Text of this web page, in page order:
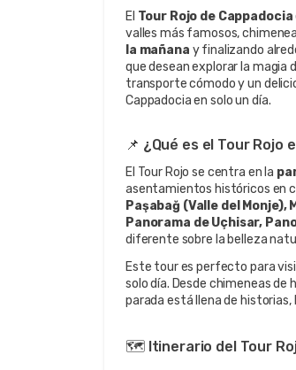
El Tour Rojo de Cappadocia
valles más famosos,
la mañana y finalizando
que desean explorar la magia
transporte cómodo y un
Cappadocia en solo un día.
📌 ¿Qué es el Tour Rojo
El Tour Rojo se centra en la
asentamientos históricos en
Paşabağ (Valle del
Panorama de Uçhisar,
diferente sobre la belleza
Este tour es perfecto para
solo día. Desde chimeneas
parada está llena de
🗺️ Itinerario del Tour